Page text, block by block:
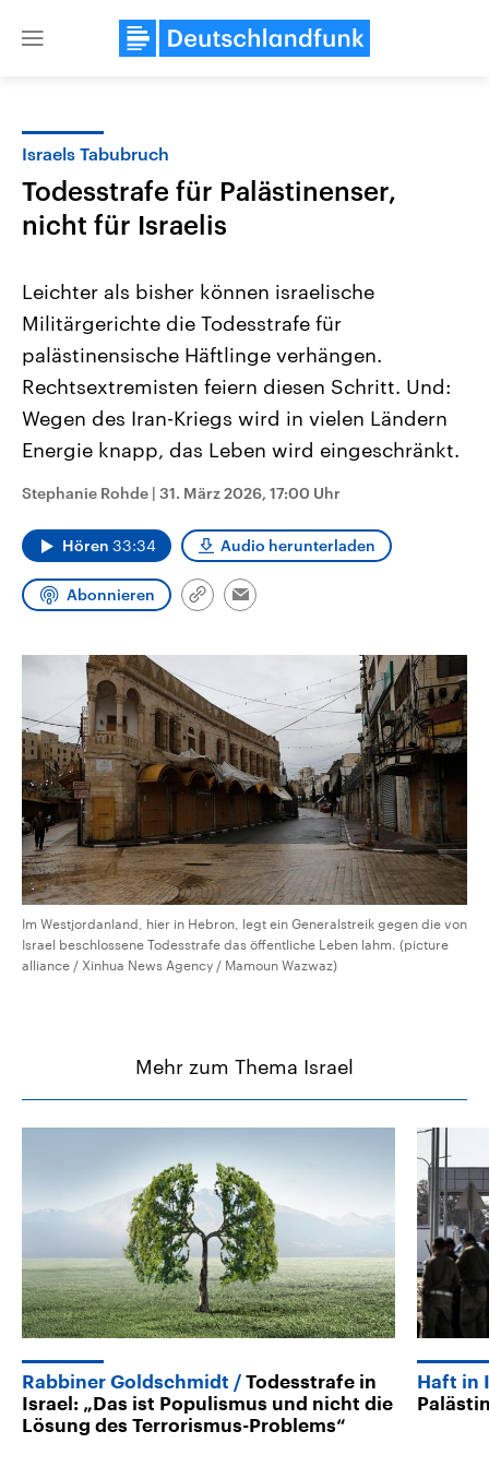
Close
Landtagswahl Sachsen-Anhalt
2026
Alle Informationen
Sachsen-Anhalt wählt am 6.
September 2026 einen neuen
Bundesland von einer Koalition aus
CDU, SPD und FDP regiert.-
Wahlprogramme, aktuelle Berichte
und Hintergründe zu den Parteien
Wahl.
USA
Aktuelle Beiträge,
Hintergründe
gehören die Vereinigten
mit großem Einfluss auf
aktuelle Weltgeschehen.
Sendungen Programm Podcasts
Audio-Archiv
Israels Tabubruch
Todesstrafe für Palästinenser,
nicht für Israelis
Leichter als bisher können israelische
Militärgerichte die Todesstrafe für
palästinensische Häftlinge verhängen.
Rechtsextremisten feiern diesen Schritt. Und:
Wegen des Iran-Kriegs wird in vielen Ländern
Energie knapp, das Leben wird eingeschränkt.
Stephanie Rohde | 31. März 2026, 17:00 Uhr
Hören 33:34 Audio herunterladen
Abonnieren
Link
Email
Im Westjordanland, hier in Hebron, legt ein Generalstreik gegen die von
Israel beschlossene Todesstrafe das öffentliche Leben lahm. (picture
alliance / Xinhua News Agency / Mamoun Wazwaz)
Mehr zum Thema Israel
Rabbiner Goldschmidt
Todesstrafe in
Israel: „Das ist Populismus und nicht die
Lösung des Terrorismus-Problems“
Haft in